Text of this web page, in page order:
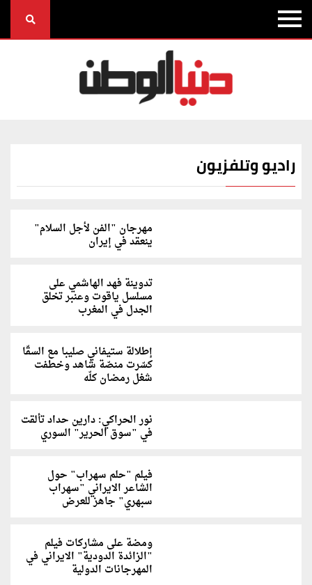
راديو وتلفزيون
مهرجان "الفن لأجل السلام"
ينعقد في إيران
تدوينة فهد الهاشمي على
مسلسل ياقوت وعنبر تخلق
الجدل في المغرب
إطلالة ستيفاني صليبا مع السقّا
كسّرت منصّة شاهد وخطفت
شغل رمضان كلّه
نور الحراكي: دارين حداد تألقت
في "سوق الحرير" السوري
فيلم "حلم سهراب" حول
الشاعر الايراني "سهراب
سبهري" جاهز للعرض
ومضة على مشاركات فيلم
"الزائدة الدودية" الايراني في
المهرجانات الدولية